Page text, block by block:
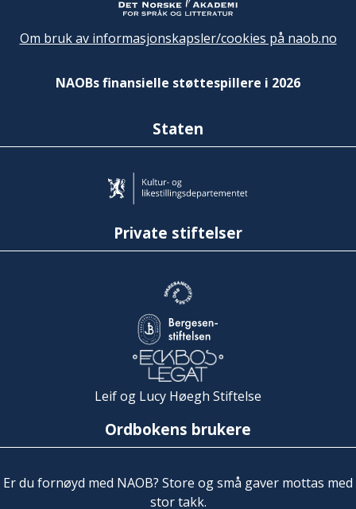
Om bruk av informasjonskapsler/cookies på naob.no
NAOBs finansielle støttespillere i 2026
Staten
Private stiftelser
Leif og Lucy Høegh Stiftelse
Ordbokens brukere
Er du fornøyd med NAOB? Store og små gaver mottas med
stor takk.